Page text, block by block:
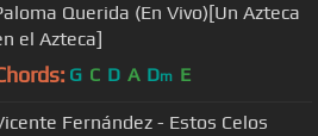
Querida (En Vivo)[Un Azteca
el Azteca]
G C D A Dm E
Fernández - Estos Celos